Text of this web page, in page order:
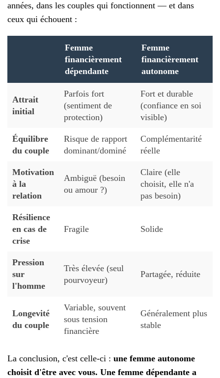
années, dans les couples qui fonctionnent — et dans
ceux qui échouent :
Femme
financièrement
dépendante
Femme
financièrement
autonome
Attrait
initial
Parfois fort
(sentiment de
protection)
Fort et durable
(confiance en soi
visible)
Équilibre
du couple
Risque de rapport
dominant/dominé
Complémentarité
réelle
Motivation
à la
relation
Ambiguë (besoin
ou amour ?)
Claire (elle
choisit, elle n'a
pas besoin)
Résilience
en cas de
crise
Fragile Solide
Pression
sur
l'homme
Très élevée (seul
pourvoyeur)
Partagée, réduite
Longevité
du couple
Variable, souvent
sous tension
financière
Généralement plus
stable
La conclusion, c'est celle-ci : une femme autonome
choisit d'être avec vous. Une femme dépendante a